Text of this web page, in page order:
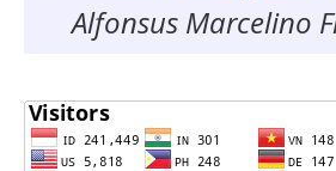
Alfonsus Marcelino